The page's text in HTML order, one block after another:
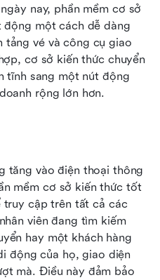
nay, phần mềm cơ sở
một cách dễ dàng
tảng vé và công cụ giao
cơ sở kiến thức chuyển
tĩnh sang một nút động
rộng lớn hơn.
tăng vào điện thoại thông
mềm cơ sở kiến thức tốt
truy cập trên tất cả các
viên đang tìm kiếm
hay một khách hàng
động của họ, giao diện
mà. Điều này đảm bảo